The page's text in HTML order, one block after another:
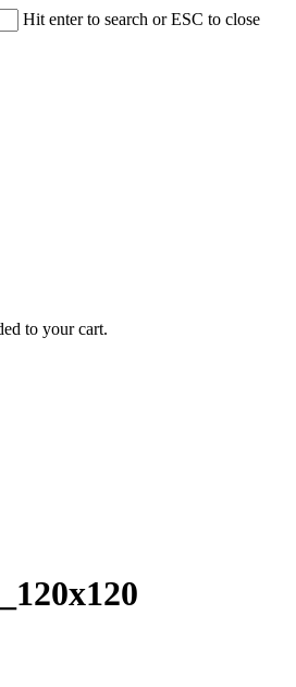
Hit enter to search or ESC to close
to your cart.